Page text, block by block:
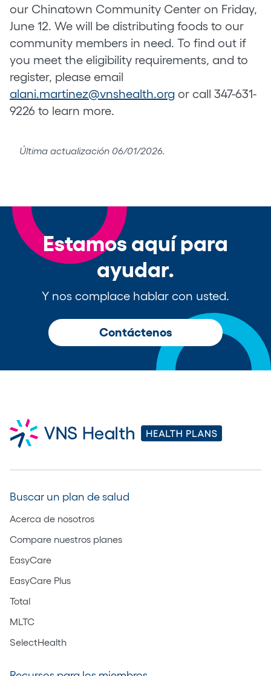
our Chinatown Community Center on Friday,
June 12. We will be distributing foods to our
community members in need. To find out if
you meet the eligibility requirements, and to
register, please email
alani.martinez@vnshealth.org or call 347-631-
9226 to learn more.
Última actualización 06/01/2026.
Estamos aquí para
ayudar.
Y nos complace hablar con usted.
Contáctenos
Buscar un plan de salud
Acerca de nosotros
Compare nuestros planes
EasyCare
EasyCare Plus
Total
MLTC
SelectHealth